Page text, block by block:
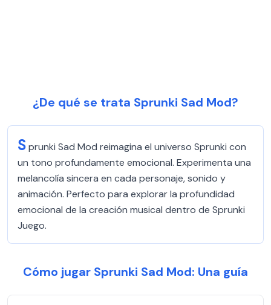
¿De qué se trata Sprunki Sad Mod?
Sprunki Sad Mod reimagina el universo Sprunki con
un tono profundamente emocional. Experimenta una
melancolía sincera en cada personaje, sonido y
animación. Perfecto para explorar la profundidad
emocional de la creación musical dentro de Sprunki
Juego.
Cómo jugar Sprunki Sad Mod: Una guía